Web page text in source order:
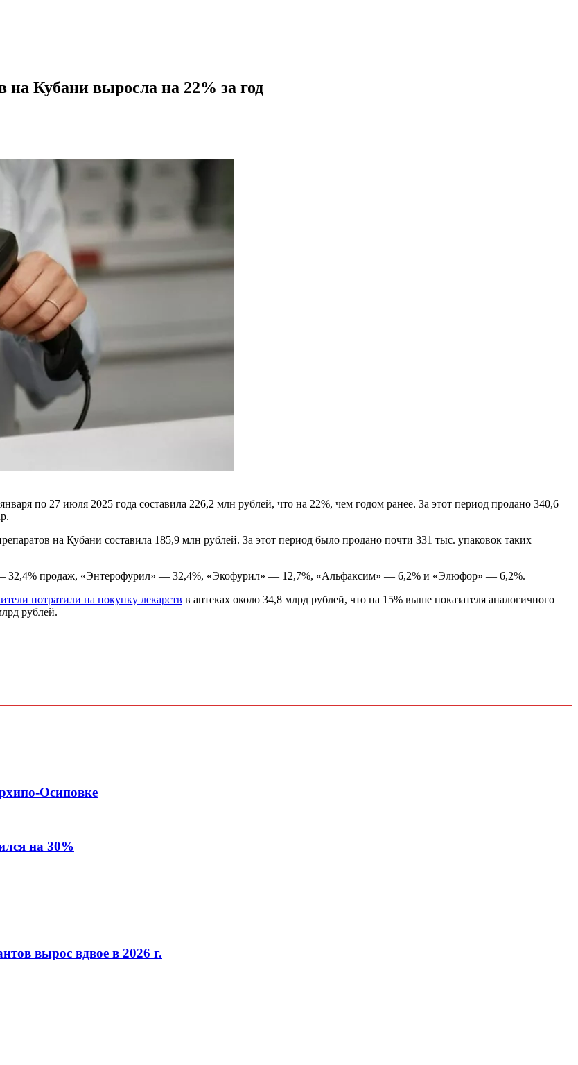
Кубани выросла на 22% за год
по 27 июля 2025 года составила 226,2 млн рублей, что на 22%, чем годом ранее. За этот период продано 340,6
на Кубани составила 185,9 млн рублей. За этот период было продано почти 331 тыс. упаковок таких
32,4% продаж, «Энтерофурил» — 32,4%, «Экофурил» — 12,7%, «Альфаксим» — 6,2% и «Элюфор» — 6,2%.
потратили на покупку лекарств в аптеках около 34,8 млрд рублей, что на 15% выше показателя аналогичного
рублей.
Осиповке
на 30%
вырос вдвое в 2026 г.